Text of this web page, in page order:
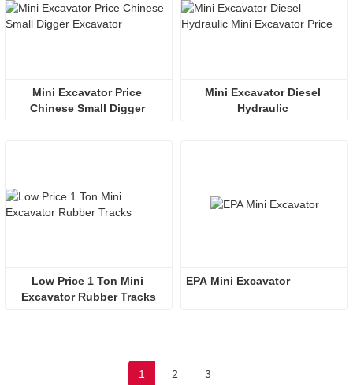
Mini Excavator Price
Chinese Small Digger
Mini Excavator Diesel
Low Price 1 Ton Mini
Excavator Rubber Tracks
EPA Mini Excavator
1 2 3